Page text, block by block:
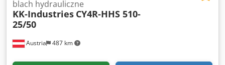
Austria 487 km
blach hydrauliczne
KK-Industries CY4R-HHS 510-
25/50